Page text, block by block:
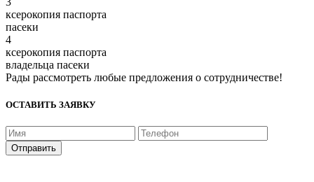
ксерокопия паспорта
пасеки
4
ксерокопия паспорта
владельца пасеки
Рады рассмотреть любые предложения о сотрудничестве!
ОСТАВИТЬ ЗАЯВКУ
Отправить